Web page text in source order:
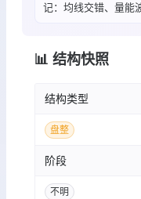
记：均线交错、量能
📊 结构快照
结构类型
盘整
阶段
不明